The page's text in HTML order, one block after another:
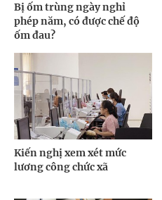
Bị ốm trùng ngày nghỉ
phép năm, có được chế độ
ốm đau?
Kiến nghị xem xét mức
lương công chức xã